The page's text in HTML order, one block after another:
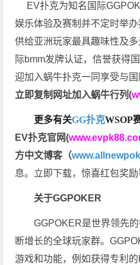
EV扑克为知名国际
娱乐体验及赛制并不定时举
供给亚洲玩家最具趣味性及
际bmm发牌认证，信誉获得
迎加入蜗牛扑克一同享受与国
立即复制网址加入蜗牛行列(
更多有关GG扑克WSOP
EV扑克官网(
方中文博客（
息。立即下载，惊喜红包奖
关于GGPOKER
GGPOKER是世界领先
断增长的全球玩家群。
游戏和功能，例如获得专利